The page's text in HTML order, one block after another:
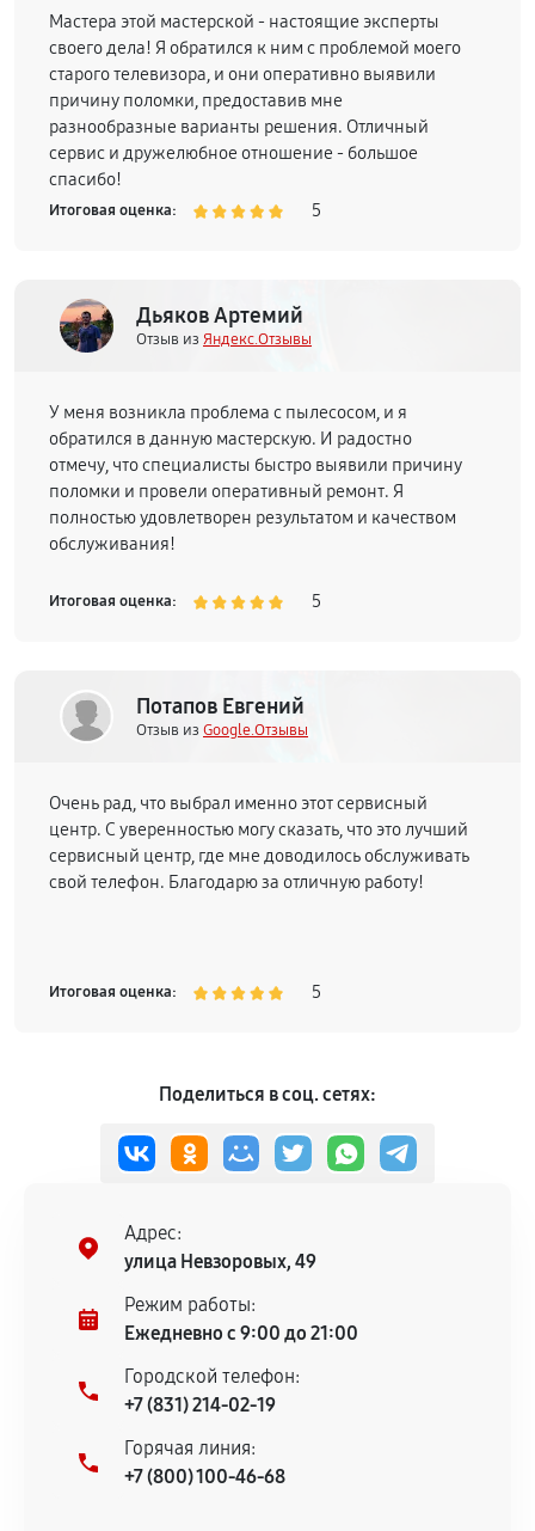
Мастера этой мастерской - настоящие эксперты
своего дела! Я обратился к ним с проблемой моего
старого телевизора, и они оперативно выявили
причину поломки, предоставив мне
разнообразные варианты решения. Отличный
сервис и дружелюбное отношение - большое
спасибо!
Итоговая оценка: 5
Дьяков Артемий
Отзыв из Яндекс.Отзывы
У меня возникла проблема с пылесосом, и я
обратился в данную мастерскую. И радостно
отмечу, что специалисты быстро выявили причину
поломки и провели оперативный ремонт. Я
полностью удовлетворен результатом и качеством
обслуживания!
Итоговая оценка: 5
Потапов Евгений
Отзыв из Google.Отзывы
Очень рад, что выбрал именно этот сервисный
центр. С уверенностью могу сказать, что это лучший
сервисный центр, где мне доводилось обслуживать
свой телефон. Благодарю за отличную работу!
Итоговая оценка: 5
Поделиться в соц. сетях:
Адрес:
улица Невзоровых, 49
Режим работы:
Ежедневно с 9:00 до 21:00
Городской телефон:
+7 (831) 214-02-19
Горячая линия:
+7 (800) 100-46-68